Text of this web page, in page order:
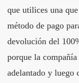
que utilices una
método de pago
devolución del
porque la
adelantado y luego